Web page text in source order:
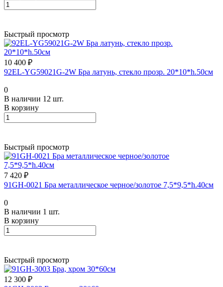
Быстрый просмотр
10 400 ₽
92EL-YG59021G-2W Бра латунь, стекло прозр. 20*10*h.50см
0
В наличии 12 шт.
В корзину
Быстрый просмотр
7 420 ₽
91GH-0021 Бра металлическое черное/золотое 7,5*9,5*h.40см
0
В наличии 1 шт.
В корзину
Быстрый просмотр
12 300 ₽